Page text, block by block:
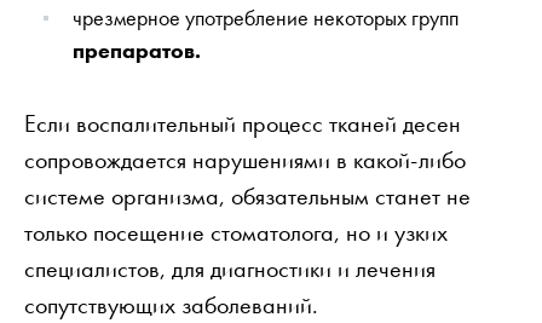
чрезмерное употребление некоторых групп
препаратов.
Если воспалительный процесс тканей десен
сопровождается нарушениями в какой-либо
системе организма, обязательным станет не
только посещение стоматолога, но и узких
специалистов, для диагностики и лечения
сопутствующих заболеваний.